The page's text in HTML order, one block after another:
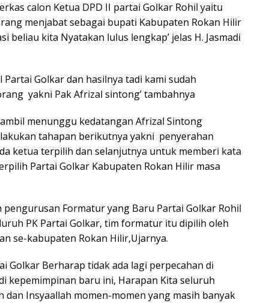
calon Ketua DPD II partai Golkar Rohil yaitu
menjabat sebagai bupati Kabupaten Rokan Hilir
beliau kita Nyatakan lulus lengkap’ jelas H. Jasmadi
Golkar dan hasilnya tadi kami sudah
yakni Pak Afrizal sintong’ tambahnya
menunggu kedatangan Afrizal Sintong
tahapan berikutnya yakni penyerahan
ketua terpilih dan selanjutnya untuk memberi kata
Partai Golkar Kabupaten Rokan Hilir masa
Formatur yang Baru Partai Golkar Rohil
PK Partai Golkar, tim formatur itu dipilih oleh
se-kabupaten Rokan Hilir,Ujarnya.
Golkar Berharap tidak ada lagi perpecahan di
kepemimpinan baru ini, Harapan Kita seluruh
Insyaallah momen-momen yang masih banyak